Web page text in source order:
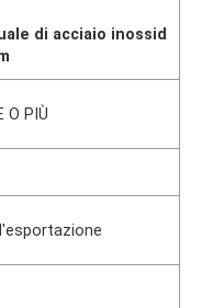
di acciaio inossid
O PIÙ